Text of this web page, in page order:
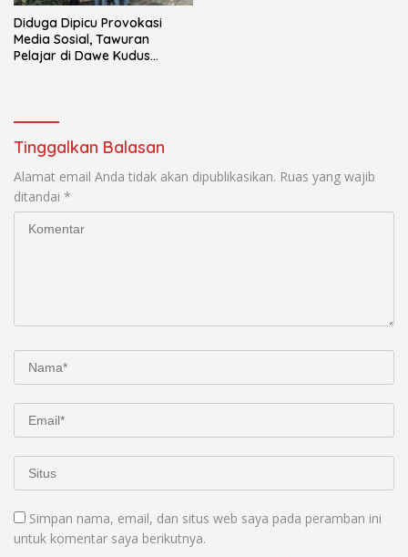
Diduga Dipicu Provokasi
Media Sosial, Tawuran
Pelajar di Dawe Kudus
Tinggalkan Balasan
Alamat email Anda tidak akan dipublikasikan. Ruas yang wajib
ditandai *
Simpan nama, email, dan situs web saya pada peramban ini
untuk komentar saya berikutnya.